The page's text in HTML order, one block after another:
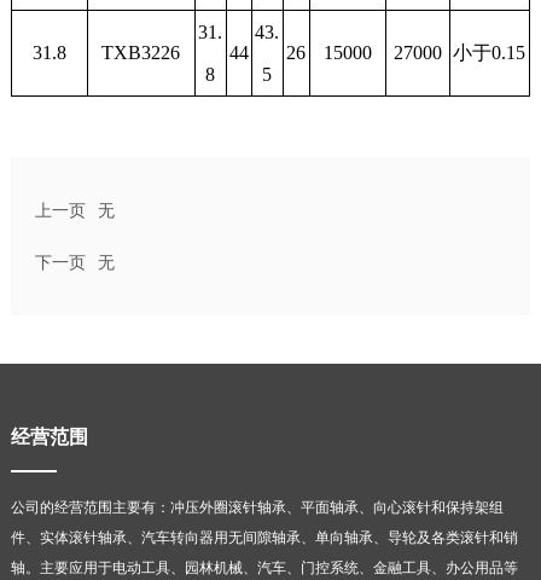
31.8 TXB3226
31.
8
44
43.
5
26 15000 27000 小于0.15
上一页 无
下一页 无
经营范围
公司的经营范围主要有：冲压外圈滚针轴承、平面轴承、向心滚针和保持架组
件、实体滚针轴承、汽车转向器用无间隙轴承、单向轴承、导轮及各类滚针和销
轴。主要应用于电动工具、园林机械、汽车、门控系统、金融工具、办公用品等